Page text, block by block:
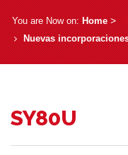
You are Now on:Home­ > ­
Nuevas
SY80U